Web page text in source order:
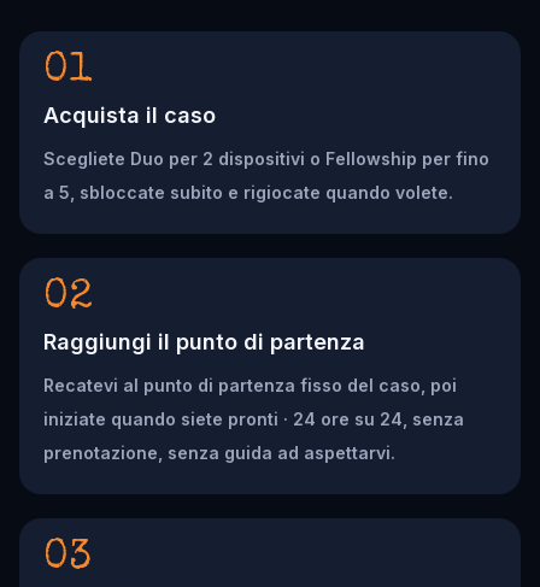
01
Acquista il caso
Scegliete Duo per 2 dispositivi o Fellowship per fino
a 5, sbloccate subito e rigiocate quando volete.
02
Raggiungi il punto di partenza
Recatevi al punto di partenza fisso del caso, poi
iniziate quando siete pronti · 24 ore su 24, senza
prenotazione, senza guida ad aspettarvi.
03